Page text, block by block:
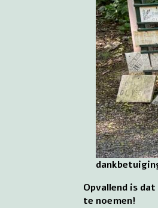
Opvallend is
te noemen!